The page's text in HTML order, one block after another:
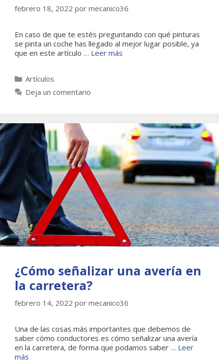
febrero 18, 2022 por mecanico36
En caso de que te estés preguntando con qué pinturas
se pinta un coche has llegado al mejor lugar posible, ya
que en este artículo … Leer más
Categorías
Artículos
Deja un comentario
¿Cómo señalizar una avería en
la carretera?
febrero 14, 2022 por mecanico36
Una de las cosas más importantes que debemos de
saber cómo conductores es cómo señalizar una avería
en la carretera, de forma que podamos saber … Leer
más